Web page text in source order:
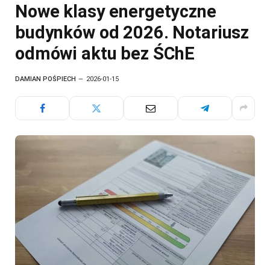
Nowe klasy energetyczne
budynków od 2026. Notariusz
odmówi aktu bez ŚChE
DAMIAN POŚPIECH 2026-01-15